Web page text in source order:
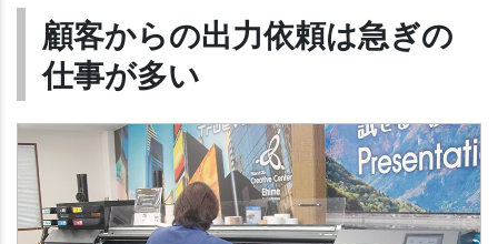
顧客からの出力依頼は急ぎの
仕事が多い